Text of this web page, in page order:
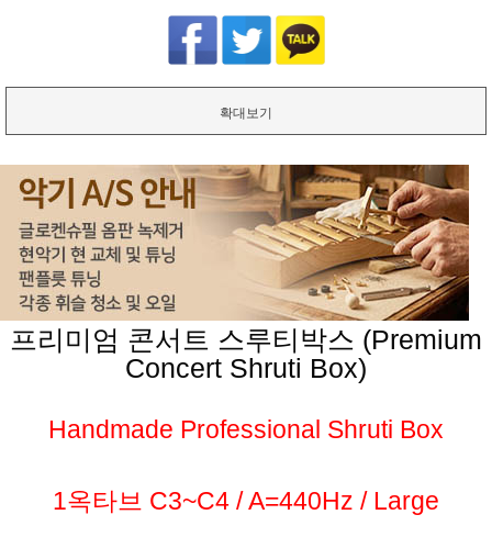
확대보기
프리미엄 콘서트 스루티박스 (Premium
Concert Shruti Box)
Handmade Professional Shruti Box
1옥타브 C3~C4 / A=440Hz / Large